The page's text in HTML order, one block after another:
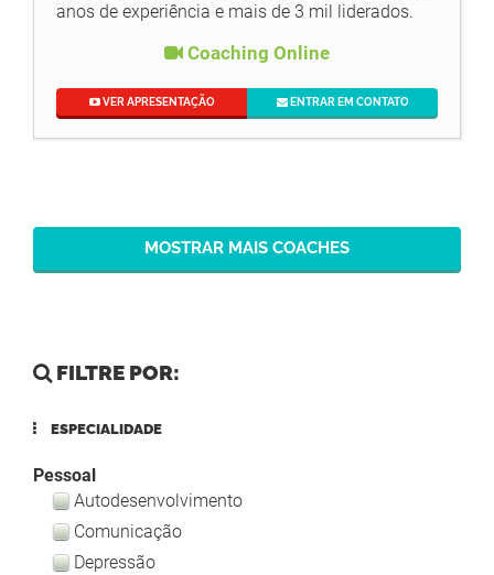
anos de experiência e mais de 3 mil liderados.
Coaching Online
VER APRESENTAÇÃO ENTRAR EM CONTATO
MOSTRAR MAIS COACHES
FILTRE POR:
ESPECIALIDADE
Pessoal
Autodesenvolvimento
Comunicação
Depressão